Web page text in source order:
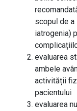
scopul de
iatrogenia)
evaluarea
ambele
activității
pacientului
evaluarea